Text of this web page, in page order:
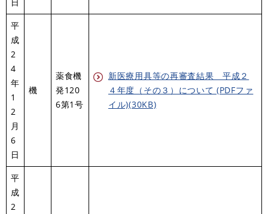
平
成
2
4
年
1
2
月
6
日
機
薬食機
発120
6第1号
新医療用具等の再審査結果 平成２
４年度（その３）について (PDFファ
イル)(30KB)
平
成
2